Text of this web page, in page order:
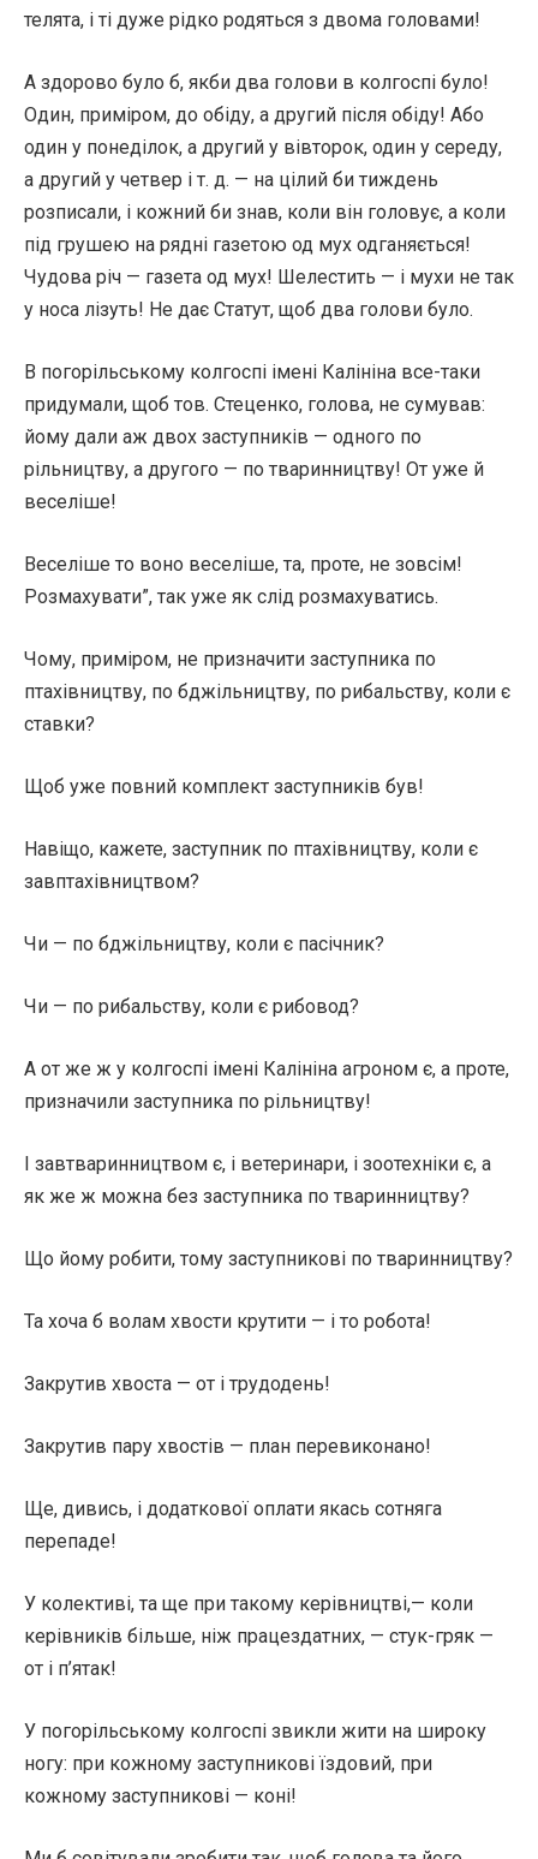
телята, і ті дуже рідко родяться з двома головами!
А здорово було б, якби два голови в колгоспі було!
Один, приміром, до обіду, а другий після обіду! Або
один у понеділок, а другий у вівторок, один у середу,
а другий у четвер і т. д. — на цілий би тиждень
розписали, і кожний би знав, коли він головує, а коли
під грушею на рядні газетою од мух одганяється!
Чудова річ — газета од мух! Шелестить — і мухи не так
у носа лізуть! Не дає Статут, щоб два голови було.
В погорільському колгоспі імені Калініна все-таки
придумали, щоб тов. Стеценко, голова, не сумував:
йому дали аж двох заступників — одного по
рільництву, а другого — по тваринництву! От уже й
веселіше!
Веселіше то воно веселіше, та, проте, не зовсім!
Розмахувати”, так уже як слід розмахуватись.
Чому, приміром, не призначити заступника по
птахівництву, по бджільництву, по рибальству, коли є
ставки?
Щоб уже повний комплект заступників був!
Навіщо, кажете, заступник по птахівництву, коли є
завптахівництвом?
Чи — по бджільництву, коли є пасічник?
Чи — по рибальству, коли є рибовод?
А от же ж у колгоспі імені Калініна агроном є, а проте,
призначили заступника по рільництву!
І завтваринництвом є, і ветеринари, і зоотехніки є, а
як же ж можна без заступника по тваринництву?
Що йому робити, тому заступникові по тваринництву?
Та хоча б волам хвости крутити — і то робота!
Закрутив хвоста — от і трудодень!
Закрутив пару хвостів — план перевиконано!
Ще, дивись, і додаткової оплати якась сотняга
перепаде!
У колективі, та ще при такому керівництві,— коли
керівників більше, ніж працездатних, — стук-гряк —
от і п’ятак!
У погорільському колгоспі звикли жити на широку
ногу: при кожному заступникові їздовий, при
кожному заступникові — коні!